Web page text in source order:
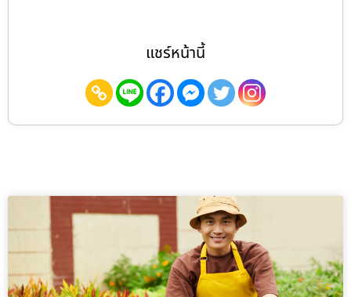
แชร์หน้านี้